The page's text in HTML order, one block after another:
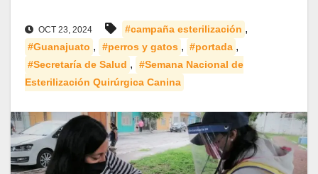
OCT 23, 2024 #campaña esterilización ,
#Guanajuato , #perros y gatos , #portada ,
#Secretaría de Salud ,
#Semana Nacional de
Esterilización Quirúrgica Canina